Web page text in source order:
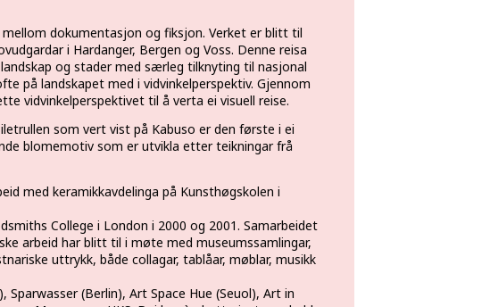
dokumentasjon og fiksjon. Verket er blitt til
i Hardanger, Bergen og Voss. Denne reisa
og stader med særleg tilknyting til nasjonal
på landskapet med i vidvinkelperspektiv. Gjennom
vidvinkelperspektivet til å verta ei visuell reise.
som vert vist på Kabuso er den første i ei
blomemotiv som er utvikla etter teikningar frå
med keramikkavdelinga på Kunsthøgskolen i
College i London i 2000 og 2001. Samarbeidet
arbeid har blitt til i møte med museumssamlingar,
uttrykk, både collagar, tablåar, møblar, musikk
(Berlin), Art Space Hue (Seuol), Art in